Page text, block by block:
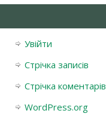
Увійти
Стрічка записів
Стрічка коментарів
WordPress.org